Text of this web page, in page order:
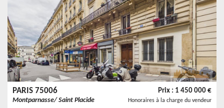
Prix : 1 450 000 €
Honoraires à la charge du vendeur
PARIS 75006
Montparnasse/ Saint Placide